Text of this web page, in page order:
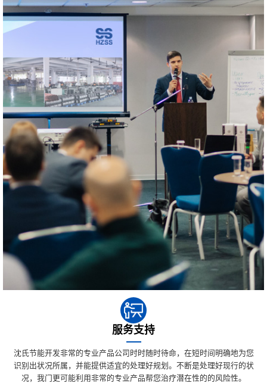
服务支持
沈氏节能开发非常的专业产品公司时时随时待命，在短时间明确地为您
识别出状况所属，并能提供适宜的处理好规划。不断是处理好现行的状
况，我门更可能利用非常的专业产品帮您治疗潜在性的的风险性。